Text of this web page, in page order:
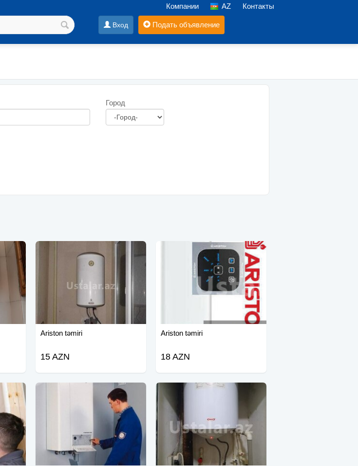
Компании AZ Контакты
Вход Подать объявление
Город
Ariston təmiri
15 AZN
Ariston təmiri
18 AZN